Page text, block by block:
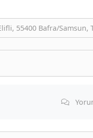
55400 Bafra/Samsun,